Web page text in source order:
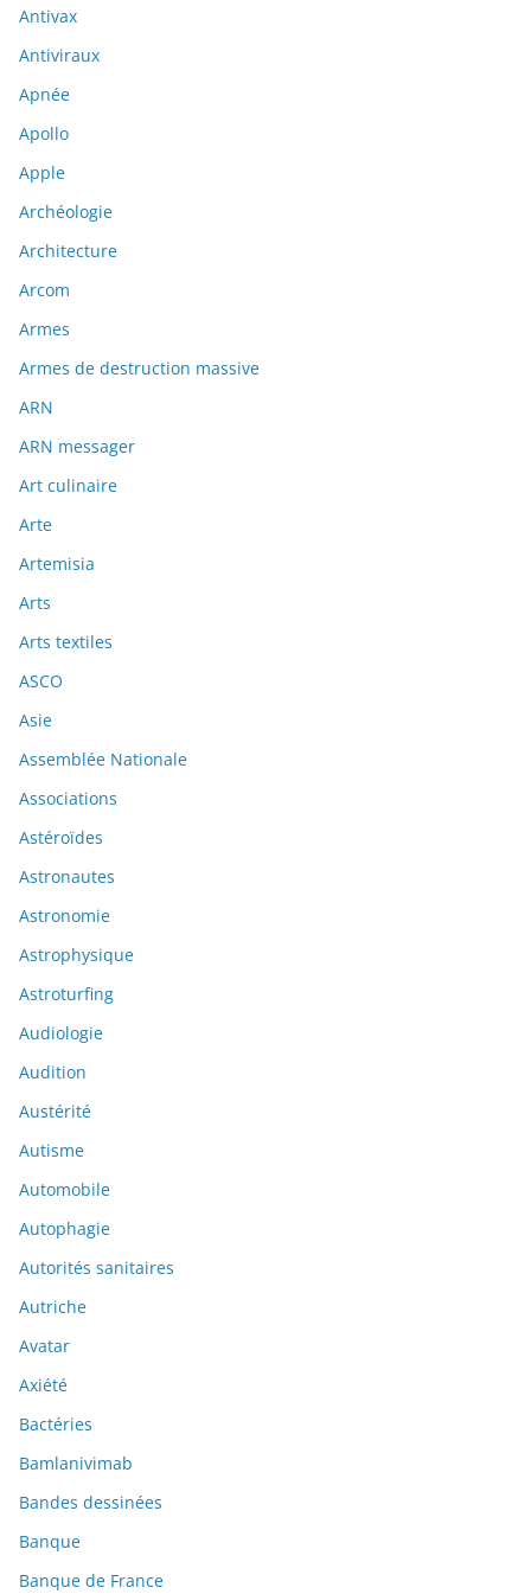
Antivax
Antiviraux
Apnée
Apollo
Apple
Archéologie
Architecture
Arcom
Armes
Armes de destruction massive
ARN
ARN messager
Art culinaire
Arte
Artemisia
Arts
Arts textiles
ASCO
Asie
Assemblée Nationale
Associations
Astéroïdes
Astronautes
Astronomie
Astrophysique
Astroturfing
Audiologie
Audition
Austérité
Autisme
Automobile
Autophagie
Autorités sanitaires
Autriche
Avatar
Axiété
Bactéries
Bamlanivimab
Bandes dessinées
Banque
Banque de France